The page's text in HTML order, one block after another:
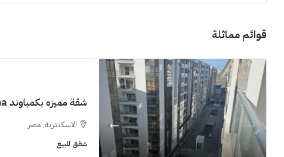
قوائم مماثلة
شقة مميزه بكمباوند 194m Grand View smouha
الاسكندرية, مصر
شقق للبيع
سنوات
شقق للبيع, فلل,